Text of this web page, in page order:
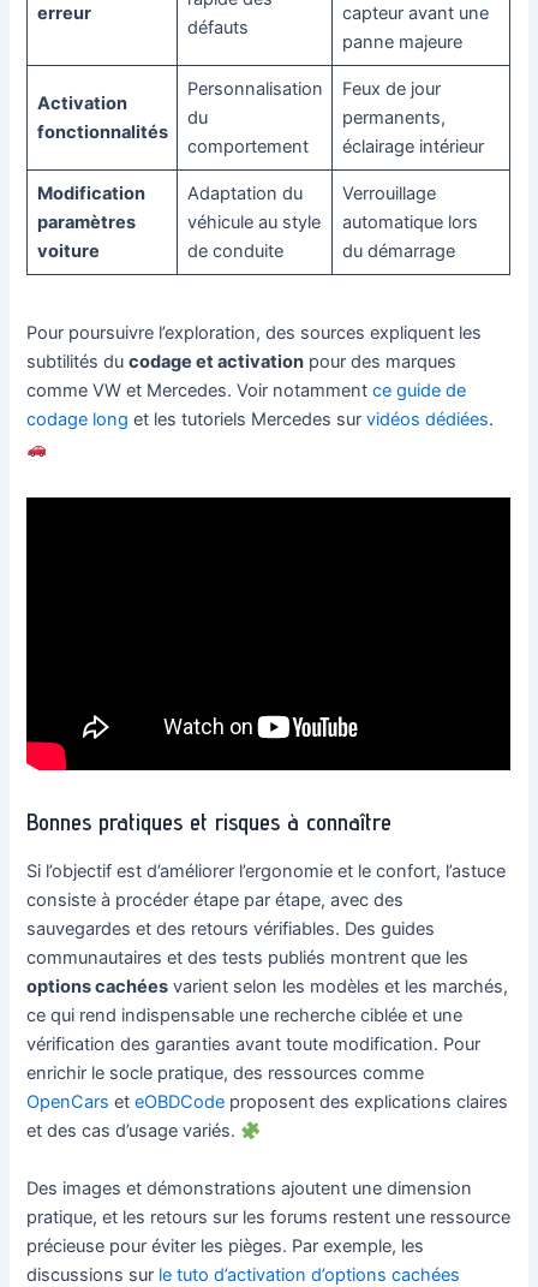
erreur
défauts
capteur avant une
panne majeure
Activation
fonctionnalités
Personnalisation
du
comportement
Feux de jour
permanents,
éclairage intérieur
Modification
paramètres
voiture
Adaptation du
véhicule au style
de conduite
Verrouillage
automatique lors
du démarrage
Pour poursuivre l’exploration, des sources expliquent les
subtilités ducodage et activation pour des marques
comme VW et Mercedes. Voir notammentce guide de
codage long et les tutoriels Mercedes survidéos dédiées.
Bonnes pratiques et risques à connaître
Si l’objectif est d’améliorer l’ergonomie et le confort, l’astuce
consiste à procéder étape par étape, avec des
sauvegardes et des retours vérifiables. Des guides
communautaires et des tests publiés montrent que les
options cachées varient selon les modèles et les marchés,
ce qui rend indispensable une recherche ciblée et une
vérification des garanties avant toute modification. Pour
enrichir le socle pratique, des ressources comme
OpenCars eteOBDCode proposent des explications claires
et des cas d’usage variés.
Des images et démonstrations ajoutent une dimension
pratique, et les retours sur les forums restent une ressource
précieuse pour éviter les pièges. Par exemple, les
discussions sur le tuto d’activation d’options cachées